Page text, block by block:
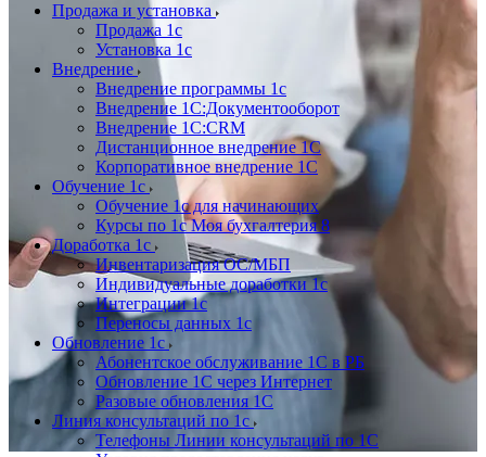
Продажа и установка
Продажа 1с
Установка 1с
Внедрение
Внедрение программы 1с
Внедрение 1С:Документооборот
Внедрение 1С:CRM
Дистанционное внедрение 1С
Корпоративное внедрение 1С
Обучение 1с
Обучение 1с для начинающих
Курсы по 1с Моя бухгалтерия 8
Доработка 1с
Инвентаризация ОС/МБП
Индивидуальные доработки 1с
Интеграции 1с
Переносы данных 1с
Обновление 1с
Абонентское обслуживание 1С в РБ
Обновление 1С через Интернет
Разовые обновления 1С
Линия консультаций по 1с
Телефоны Линии консультаций по 1С